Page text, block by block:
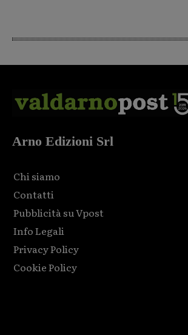
Arno Edizioni Srl
Chi siamo
Contatti
Pubblicità su Vpost
Info Legali
Privacy Policy
Cookie Policy